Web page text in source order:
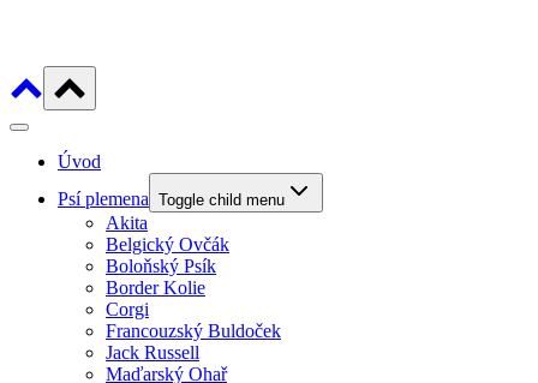
Úvod
Psí plemena Toggle child menu
Akita
Belgický Ovčák
Boloňský Psík
Border Kolie
Corgi
Francouzský Buldoček
Jack Russell
Maďarský Ohař